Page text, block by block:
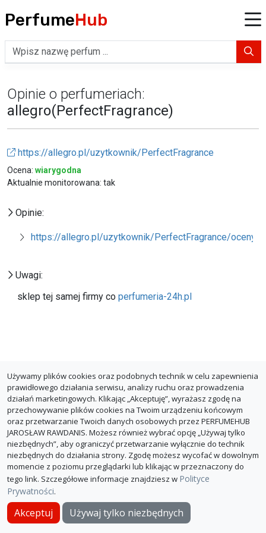
PerfumeHub
Opinie o perfumeriach:
allegro(PerfectFragrance)
https://allegro.pl/uzytkownik/PerfectFragrance
Ocena: wiarygodna
Aktualnie monitorowana: tak
Opinie:
https://allegro.pl/uzytkownik/PerfectFragrance/oceny
Uwagi:
sklep tej samej firmy co perfumeria-24h.pl
O PerfumeHub Polityka Prywatności Dla sklepów
© PerfumeHub 2026
Używamy plików cookies oraz podobnych technik w celu zapewnienia
prawidłowego działania serwisu, analizy ruchu oraz prowadzenia
działań marketingowych. Klikając „Akceptuję”, wyrażasz zgodę na
przechowywanie plików cookies na Twoim urządzeniu końcowym
oraz przetwarzanie Twoich danych osobowych przez PERFUMEHUB
JAROSŁAW RAWDANIS. Możesz również wybrać opcję „Używaj tylko
niezbędnych”, aby ograniczyć przetwarzanie wyłącznie do technik
niezbędnych do działania strony. Zgodę możesz wycofać w dowolnym
momencie z poziomu przeglądarki lub klikając w przeznaczony do
tego link. Szczegółowe informacje znajdziesz w Polityce
Prywatności.
Akceptuj Używaj tylko niezbędnych